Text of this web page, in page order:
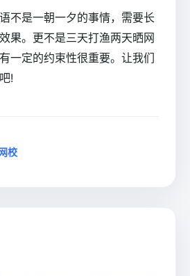
不是一朝一夕的事情，需要长
果。更不是三天打渔两天晒网
一定的约束性很重要。让我们
!
校